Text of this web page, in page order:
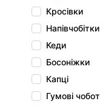
Кросівки
Напівчобітки
Кеди
Босоніжки
Капці
Гумові